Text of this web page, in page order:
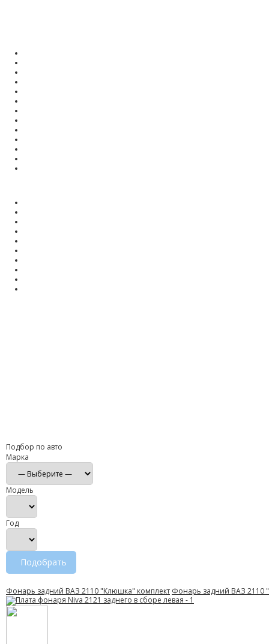
Подбор по авто
Марка
Модель
Год
Подобрать
Фонарь задний ВАЗ 2110 "Клюшка" комплект Фонарь задний ВАЗ 2110